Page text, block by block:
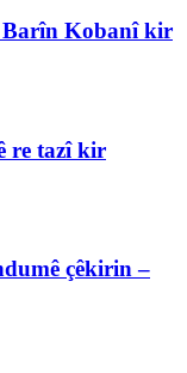
Barîn Kobanî kir
re tazî kir
çêkirin –